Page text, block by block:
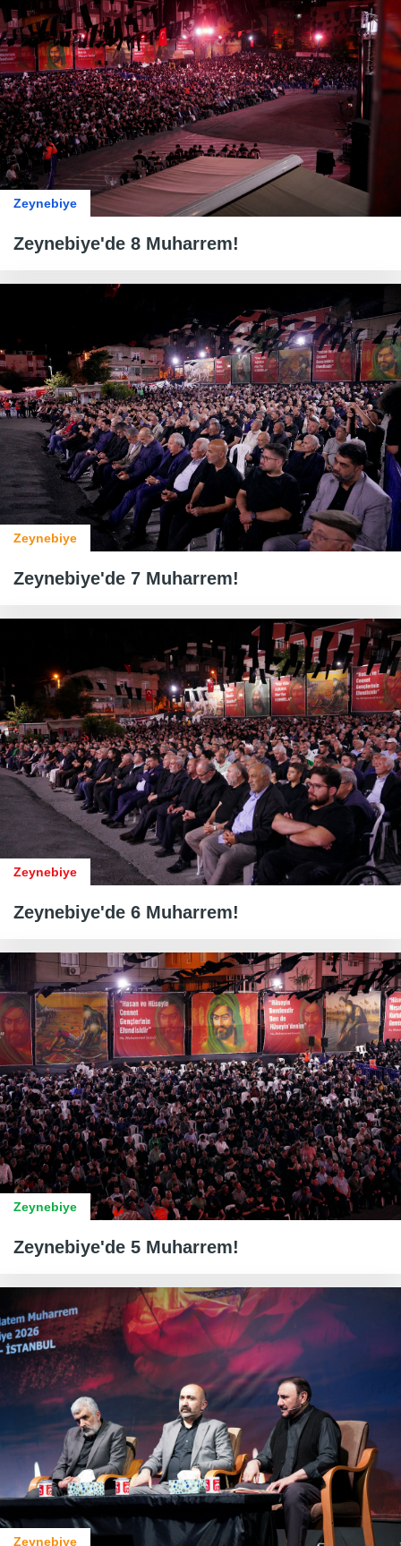
Zeynebiye
Zeynebiye'de 8 Muharrem!
Zeynebiye
Zeynebiye'de 7 Muharrem!
Zeynebiye
Zeynebiye'de 6 Muharrem!
Zeynebiye
Zeynebiye'de 5 Muharrem!
Zeynebiye